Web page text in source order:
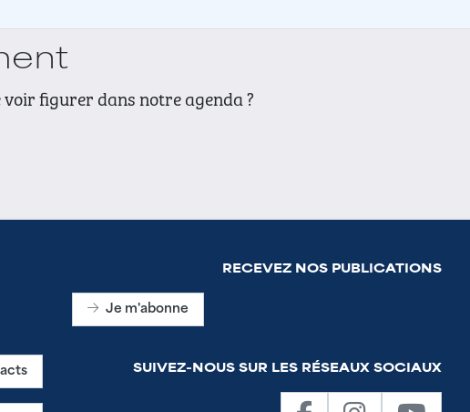
voir figurer dans notre agenda ?
RECEVEZ NOS PUBLICATIONS
Je m'abonne
SUIVEZ-NOUS SUR LES RÉSEAUX SOCIAUX